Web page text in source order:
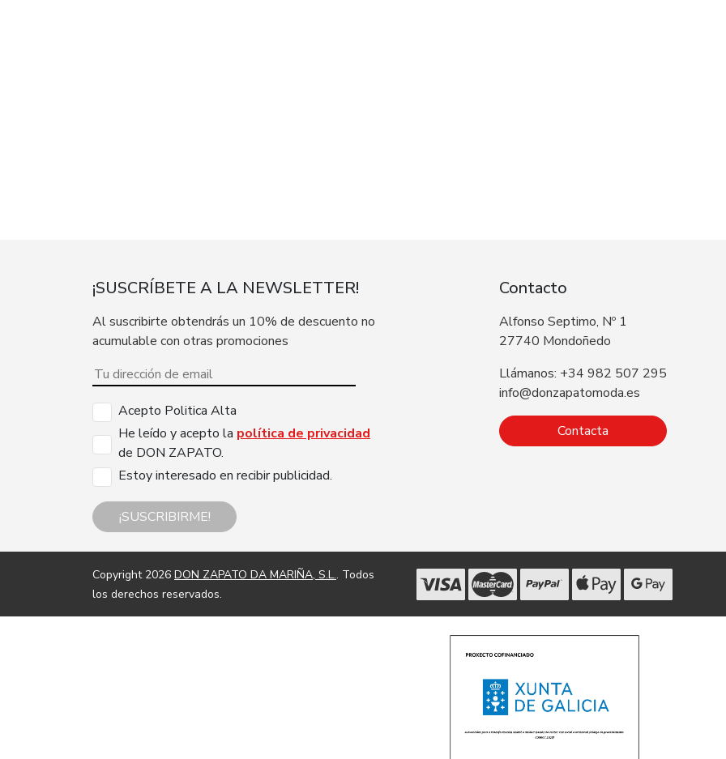
¡SUSCRÍBETE A LA NEWSLETTER!
Al suscribirte obtendrás un 10% de descuento no
acumulable con otras promociones
Acepto Politica Alta
He leído y acepto la política de privacidad
de DON ZAPATO.
Estoy interesado en recibir publicidad.
¡SUSCRIBIRME!
Contacto
Alfonso Septimo, Nº 1
27740 Mondoñedo
Llámanos: +34 982 507 295
info@donzapatomoda.es
Contacta
Copyright 2026 DON ZAPATO DA MARIÑA, S.L.. Todos
los derechos reservados.